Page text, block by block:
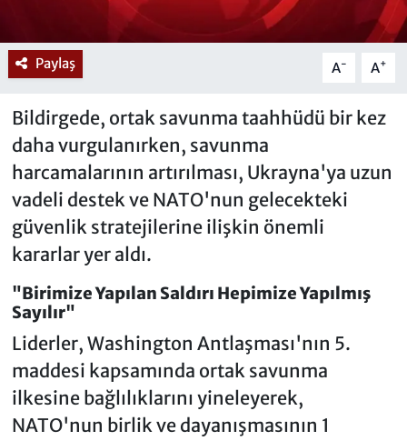
Paylaş A- A+
Bildirgede, ortak savunma taahhüdü bir kez
daha vurgulanırken, savunma
harcamalarının artırılması, Ukrayna'ya uzun
vadeli destek ve NATO'nun gelecekteki
güvenlik stratejilerine ilişkin önemli
kararlar yer aldı.
"Birimize Yapılan Saldırı Hepimize Yapılmış
Sayılır"
Liderler, Washington Antlaşması'nın 5.
maddesi kapsamında ortak savunma
ilkesine bağlılıklarını yineleyerek,
NATO'nun birlik ve dayanışmasının 1